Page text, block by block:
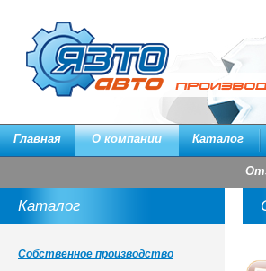
Главная О компании Каталог
Каталог
Собственное производство